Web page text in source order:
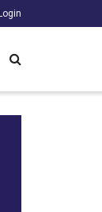
Login